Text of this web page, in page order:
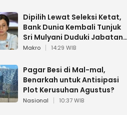
Dipilih Lewat Seleksi Ketat,
Bank Dunia Kembali Tunjuk
Sri Mulyani Duduki Jabatan
Strategis
Makro 14:29 WIB
Pagar Besi di Mal-mal,
Benarkah untuk Antisipasi
Plot Kerusuhan Agustus?
Nasional 10:37 WIB